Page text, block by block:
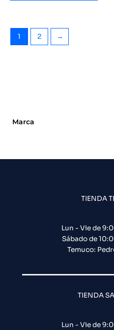
Marca
1 2 →
TIENDA
Lun - Vie de
Sábado de
Temuco:
TIENDA
Lun - Vie de